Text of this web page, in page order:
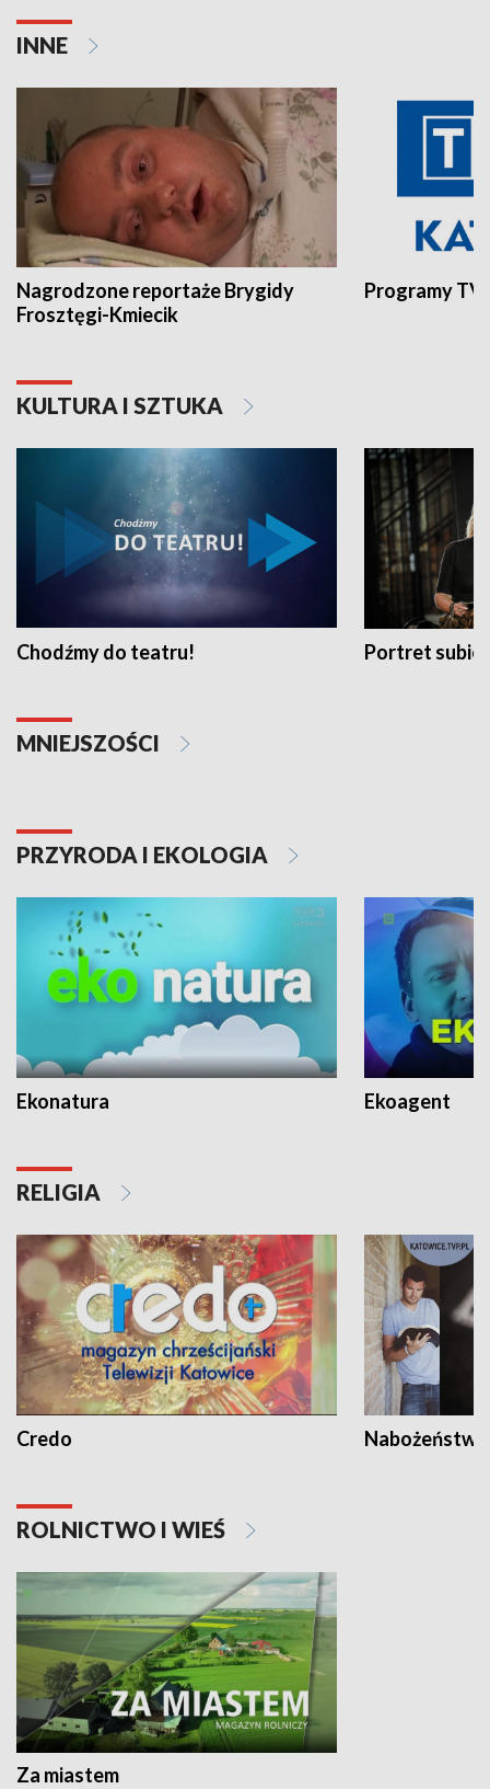
INNE
Nagrodzone reportaże Brygidy
Frosztęgi-Kmiecik
Programy
KULTURA I SZTUKA
Chodźmy do teatru! Portret
MNIEJSZOŚCI
PRZYRODA I EKOLOGIA
Ekonatura Ekoagent
RELIGIA
Credo
ROLNICTWO I WIEŚ
Za miastem